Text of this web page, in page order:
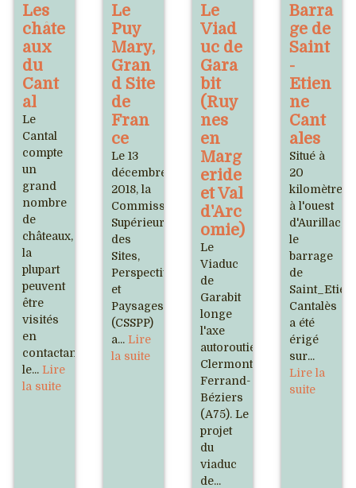
Les
châte
aux
du
Cant
al
Le
Cantal
compte
un
grand
nombre
de
châteaux,
la
plupart
peuvent
être
visités
en
contactant
le... Lire
la suite
Le
Puy
Mary,
Gran
d Site
de
Fran
ce
Le 13
décembre
2018, la
Commission
Supérieure
des
Sites,
Perspectives
et
Paysages
(CSSPP)
a... Lire
la suite
Le
Viad
uc de
Gara
bit
(Ruy
nes
en
Marg
eride
et Val
d'Arc
omie)
Le
Viaduc
de
Garabit
longe
l'axe
autoroutier
Clermont-
Ferrand-
Béziers
(A75). Le
projet
du
viaduc
de...
Barra
ge de
Saint
-
Etien
ne
Cant
ales
Situé à
20
kilomètres
à l'ouest
d'Aurillac,
le
barrage
de
Cantalès
a été
érigé
sur...
Lire la
suite